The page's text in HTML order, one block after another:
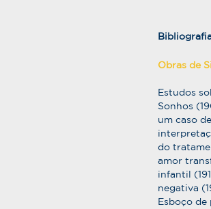
Obras de
Estudos
Sonhos
um caso
do
amor
infantil
negativa
Esboço de